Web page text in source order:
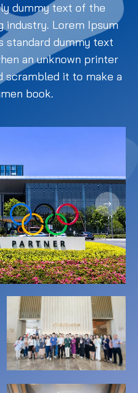
dummy text of the
industry. Lorem Ipsum
standard dummy text
an unknown printer
scrambled it to make a
book.